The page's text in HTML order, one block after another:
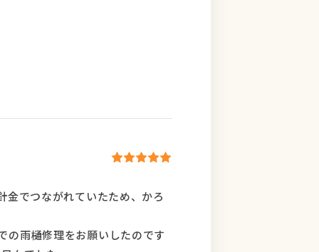
でつながれていたため、かろ
の雨樋修理をお願いしたのです